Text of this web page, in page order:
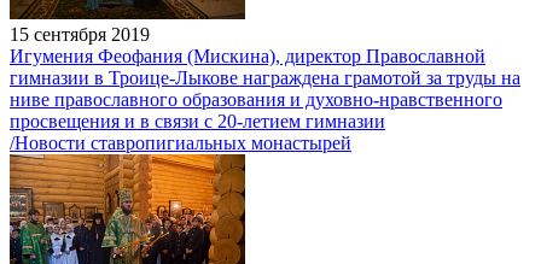
15 сентября 2019
Игумения Феофания (Мискина), директор Православной
гимназии в Троице-Лыкове награждена грамотой за труды на
ниве православного образования и духовно-нравственного
просвещения и в связи с 20-летием гимназии
/Новости ставропигиальных монастырей